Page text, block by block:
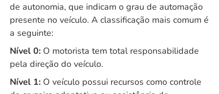
de autonomia, que indicam o grau de automação
presente no veículo. A classificação mais comum é
a seguinte:
Nível 0: O motorista tem total responsabilidade
pela direção do veículo.
Nível 1: O veículo possui recursos como controle